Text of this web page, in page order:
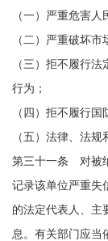
（一）严重危害
（二）严重破坏
（三）拒不履行
行为；
（四）拒不履行
（五）法律、法
第三十一条 对被
记录该单位严重失
的法定代表人、主
息。有关部门应当